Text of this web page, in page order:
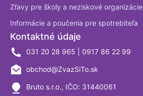
Zľavy pre školy a neziskové organizácie
Informácie a poučenia pre spotrebiteľa
Kontaktné údaje
031 20 28 965 | 0917 86 22 99
obchod@ZvazSiTo.sk
Bruto s.r.o., IČO: 31440061